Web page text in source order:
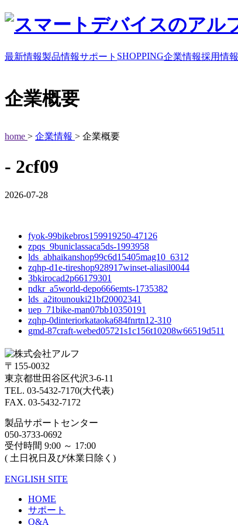
最新情報製品情報サポート SHOPPING企業情報採用情報
企業概要
home > 企業情報 > 企業概要
- 2cf09
2026-07-28
fyok-99bikebros159919250-47126
zpqs_9buniclassaca5ds-1993958
lds_abhaikanshop99c6d15405mag10_6312
zqhp-d1e-tireshop928917winset-aliasil0044
3bkirocad2p66179301
ndkr_a5world-depo666emts-1735382
lds_a2itounouki21bf20002341
uep_71bike-man07bb10350191
zqhp-0dinteriorkataoka684fnrtn12-310
gmd-87craft-webed05721s1c156t10208w66519d511
〒155-0032
東京都世田谷区代沢3-6-11
TEL. 03-5432-7170(大代表)
FAX. 03-5432-7172
製品サポートセンター
050-3733-0692
受付時間 9:00 ～ 17:00
( 土日祝日及び休業日除く)
ENGLISH SITE
HOME
サポート
Q&A